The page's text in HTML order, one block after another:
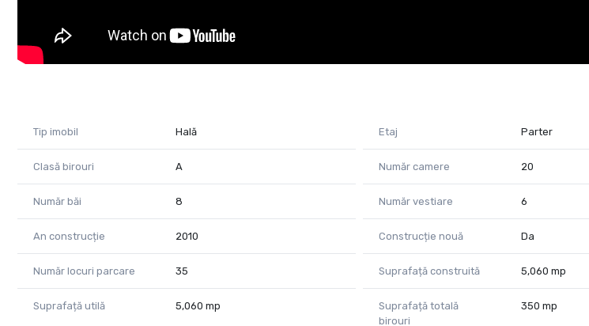
Panouri solare care asigură apă caldă menajeră și energia electrică pentru părțile comune.
Pentru vizionare vă rog să mă contactați la: 0755 083 764 Raluca Marinescu
Tip imobil Hală Etaj Parter
Clasă birouri A Număr camere 20
Număr băi 8 Număr vestiare 6
An construcție 2010 Construcție nouă Da
Număr locuri parcare 35 Suprafață construită 5,060 mp
Suprafață utilă 5,060 mp
Suprafață totală
birouri
350 mp